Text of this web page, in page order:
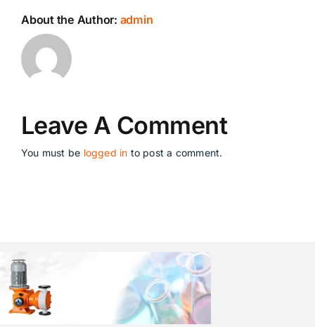
About the Author: admin
Leave A Comment
You must be logged in to post a comment.